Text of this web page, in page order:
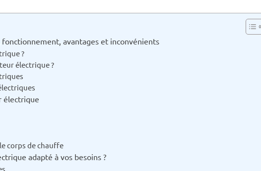
avantages et inconvénients
?
électrique ?
électrique
corps de chauffe
adapté à vos besoins ?